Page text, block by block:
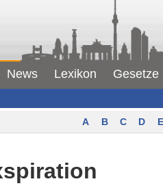
News Lexikon Gesetze
A B C D E